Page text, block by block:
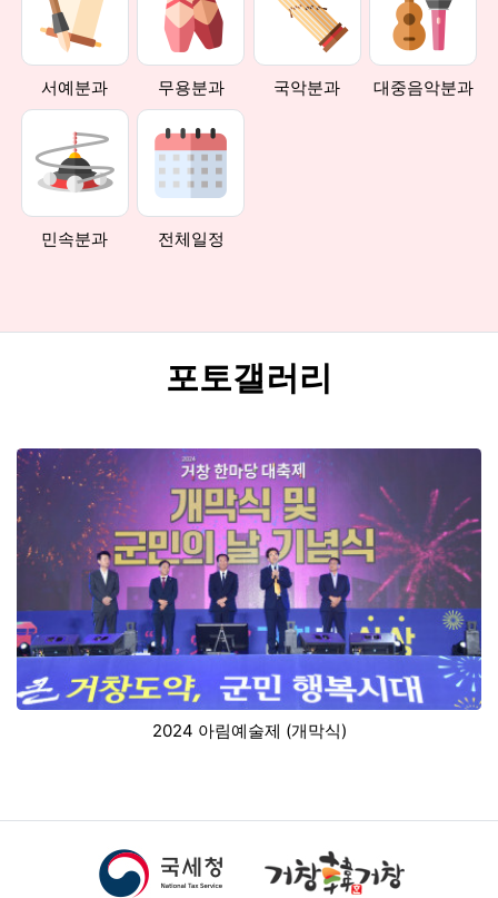
서예분과 무용분과 국악분과 대중음악분과
민속분과 전체일정
포토갤러리
2024 아림예술제 (개막식)